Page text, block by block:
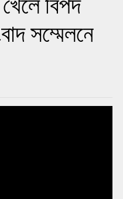
সম্মেলনে